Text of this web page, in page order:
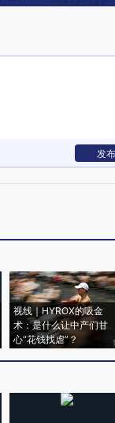
发布
视线｜HYROX的吸金
术：是什么让中产们甘
心“花钱找虐”？